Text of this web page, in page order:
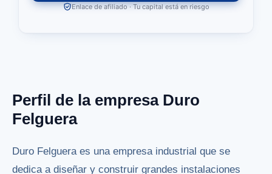
Enlace de afiliado · Tu capital está en riesgo
Perfil de la empresa Duro
Felguera
Duro Felguera es una empresa industrial que se
dedica a diseñar y construir grandes instalaciones